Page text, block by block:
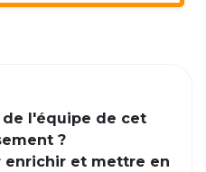
l'équipe de cet
?
enrichir et mettre en